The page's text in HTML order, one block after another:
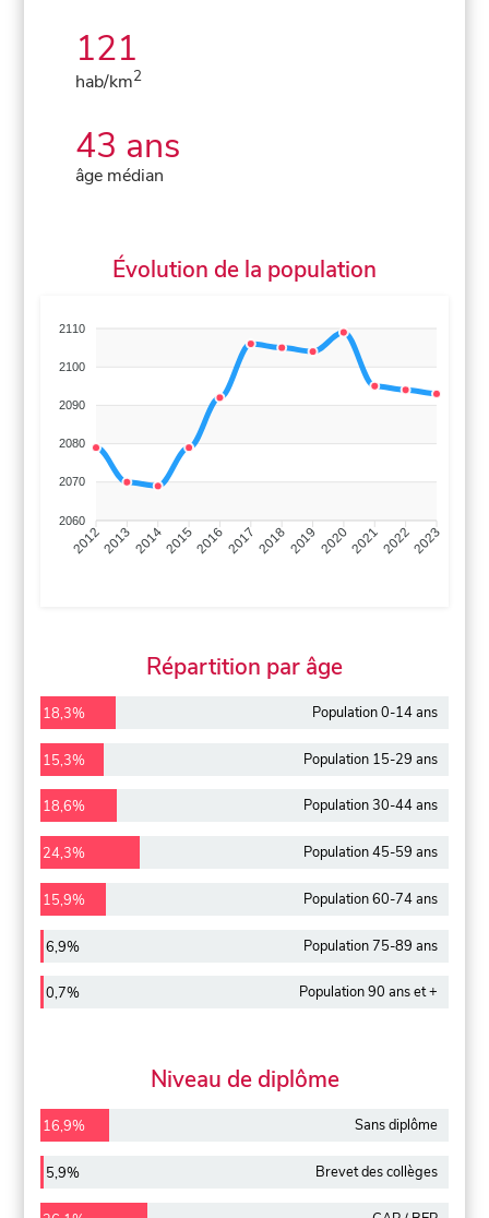
121
hab/km2
43 ans
âge médian
Évolution de la population
2110
2100
2090
2080
2070
2060
201220132014201520162017 20182019 2020202120222023
Répartition par âge
18,3% Population 0-14 ans
15,3% Population 15-29 ans
18,6% Population 30-44 ans
24,3% Population 45-59 ans
15,9% Population 60-74 ans
6,9% Population 75-89 ans
0,7% Population 90 ans et +
Niveau de diplôme
16,9% Sans diplôme
5,9% Brevet des collèges